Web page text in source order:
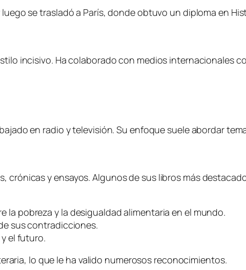
se trasladó a París, donde obtuvo un diploma en
incisivo. Ha colaborado con medios internacionales
en radio y televisión. Su enfoque suele abordar
crónicas y ensayos. Algunos de sus libros más
la pobreza y la desigualdad alimentaria en el mundo.
sus contradicciones.
el futuro.
lo que le ha valido numerosos reconocimientos.